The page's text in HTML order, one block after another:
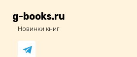
g-books.ru
Новинки книг